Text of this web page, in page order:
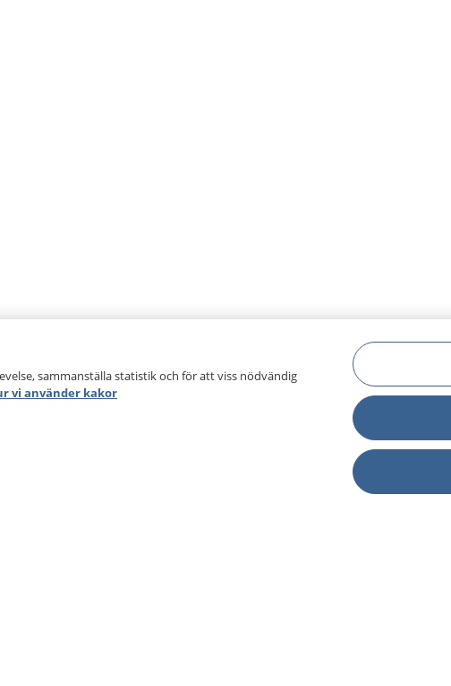
sammanställa statistik och för att viss nödvändig
vi använder kakor